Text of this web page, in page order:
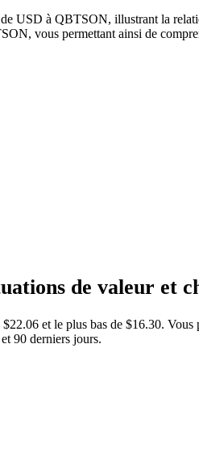
USD à QBTSON, illustrant la
vous permettant ainsi de
de valeur et
et le plus bas de $16.30. Vous
90 derniers jours.